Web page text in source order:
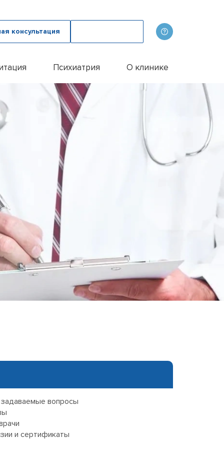
консультация
ампулы
алкоголиков
наркозависимых
Психиатрия
с психологом
у пожилых людей
компульсивного
атак
О клинике
Наши врачи
Фотогалерея
Лицензии и сертификаты
вопросы
и сертификаты